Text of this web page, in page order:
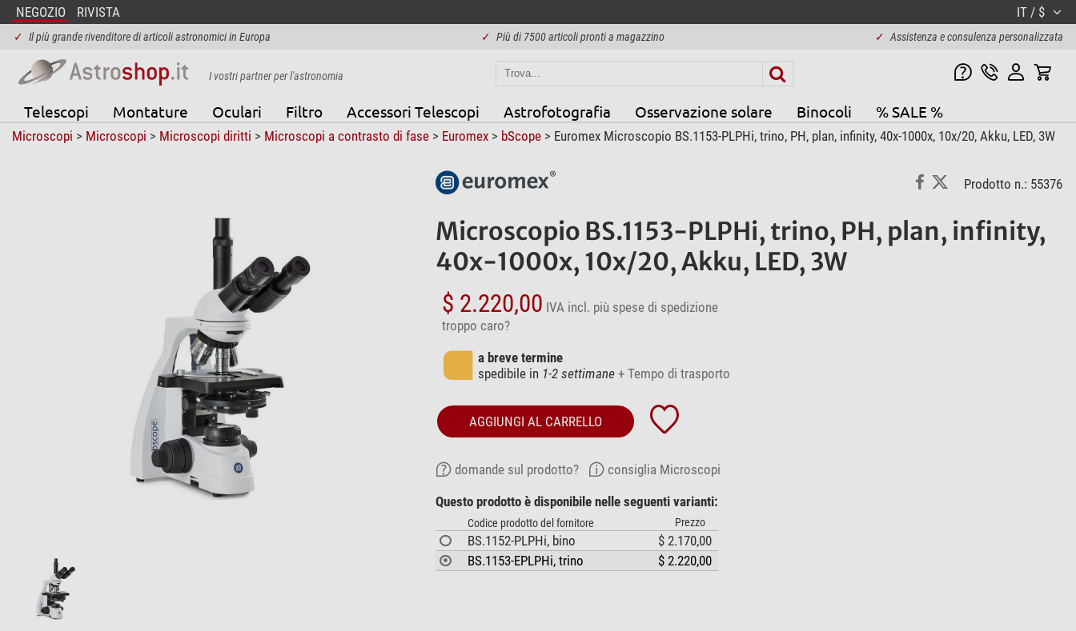
NEGOZIO RIVISTA IT / $
✓ Il più grande rivenditore di articoli astronomici in Europa ✓ Più di 7500 articoli pronti a magazzino ✓ Assistenza e consulenza personalizzata
I vostri partner per l'astronomia
Telescopi Montature Oculari Filtro Accessori Telescopi Astrofotografia Osservazione solare Binocoli % SALE %
Microscopi > Microscopi > Microscopi diritti > Microscopi a contrasto di fase> Euromex> bScope> Euromex Microscopio BS.1153-PLPHi, trino, PH, plan, infinity, 40x-1000x, 10x/20, Akku, LED, 3W
Prodotto n.: 55376
Microscopio BS.1153-PLPHi, trino, PH, plan, infinity,
40x-1000x, 10x/20, Akku, LED, 3W
$ 2.220,00 IVA incl. più spese di spedizione
troppo caro?
a breve termine
spedibile in 1-2 settimane + Tempo di trasporto
AGGIUNGI AL CARRELLO
domande sul prodotto?
consiglia Microscopi
Questo prodotto è disponibile nelle seguenti varianti:
Codice prodotto del fornitore Prezzo
BS.1152-PLPHi, bino
$ 2.170,00
BS.1153-EPLPHi, trino
$ 2.220,00